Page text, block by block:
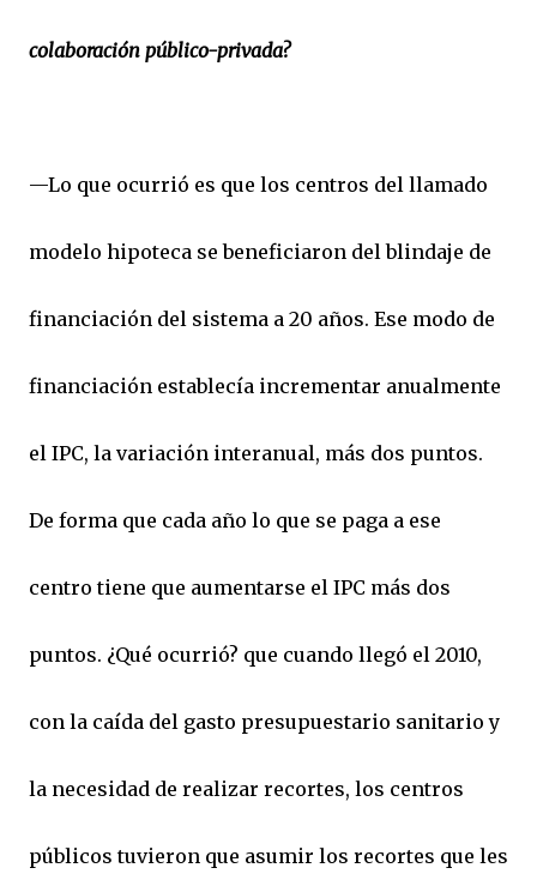
colaboración público-privada?
—Lo que ocurrió es que los centros del llamado
modelo hipoteca se beneficiaron del blindaje de
financiación del sistema a 20 años. Ese modo de
financiación establecía incrementar anualmente
el IPC, la variación interanual, más dos puntos.
De forma que cada año lo que se paga a ese
centro tiene que aumentarse el IPC más dos
puntos. ¿Qué ocurrió? que cuando llegó el 2010,
con la caída del gasto presupuestario sanitario y
la necesidad de realizar recortes, los centros
públicos tuvieron que asumir los recortes que les